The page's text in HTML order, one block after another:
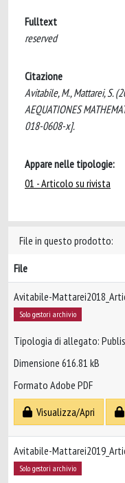
Fulltext
reserved
Citazione
Avitabile, M., Mattarei, S.
AEQUATIONES
018-0608-x].
Appare nelle tipologie:
01 - Articolo su rivista
File in questo prodotto:
File
Avitabile-
Solo gestori archivio
Tipologia di allegato:
Dimensione 616.81 kB
Formato Adobe PDF
Visualizza/Apri
Avitabile-
Solo gestori archivio